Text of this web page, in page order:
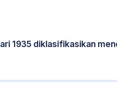
1935 diklasifikasikan